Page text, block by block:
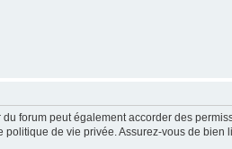
forum peut également accorder des
de vie privée. Assurez-vous de bien